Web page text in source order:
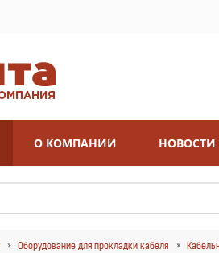
О КОМПАНИИ НОВОСТИ
Оборудование для прокладки кабеля